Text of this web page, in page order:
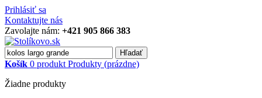
Prihlásiť sa
Kontaktujte nás
Zavolajte nám: +421 905 866 383
Hľadať
Košík 0 produkt Produkty (prázdne)
Žiadne produkty